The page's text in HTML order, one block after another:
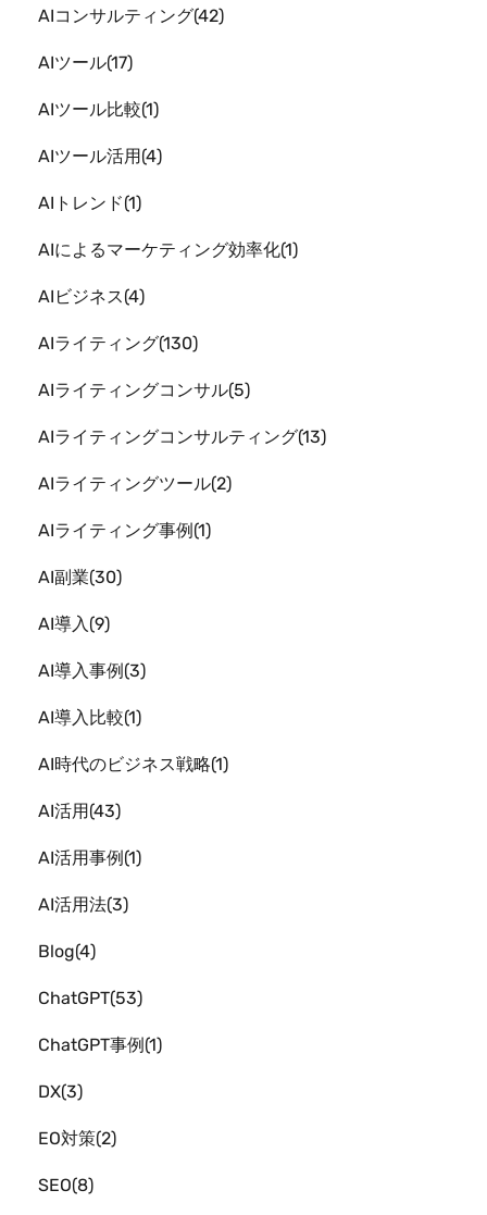
AIコンサルティング 42
AIツール 17
AIツール比較 1
AIツール活用 4
AIトレンド 1
AIによるマーケティング効率化 1
AIビジネス 4
AIライティング 130
AIライティングコンサル 5
AIライティングコンサルティング 13
AIライティングツール 2
AIライティング事例 1
AI副業 30
AI導入 9
AI導入事例 3
AI導入比較 1
AI時代のビジネス戦略 1
AI活用 43
AI活用事例 1
AI活用法 3
Blog 4
ChatGPT 53
ChatGPT事例 1
DX 3
EO対策 2
SEO 8